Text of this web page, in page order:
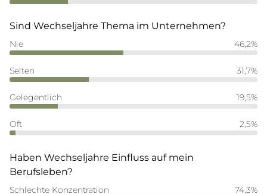
Sind Wechseljahre Thema im Unternehmen?
Nie 46,2%
Selten 31,7%
Gelegentlich 19,5%
Oft 2,5%
Haben Wechseljahre Einfluss auf mein
Berufsleben?
Schlechte Konzentration 74,3%